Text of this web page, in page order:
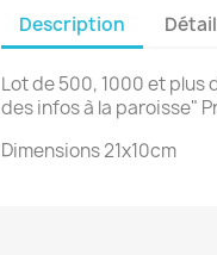
Description
Lot de 500, 1000 et plus
des infos à la paroisse"
Dimensions 21x10cm